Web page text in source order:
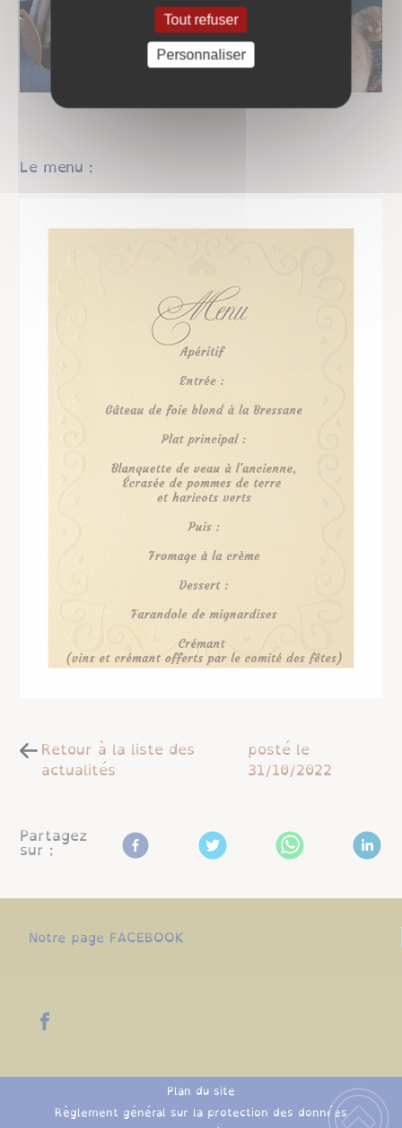
Le menu :
Retour à la liste des
actualités
posté le
31/10/2022
Partagez
sur :
Notre page FACEBOOK
Plan du site
Règlement général sur la protection des données
Tout refuser
Personnaliser